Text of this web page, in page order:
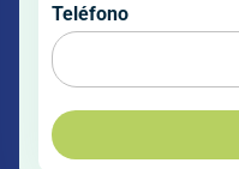
Teléfono